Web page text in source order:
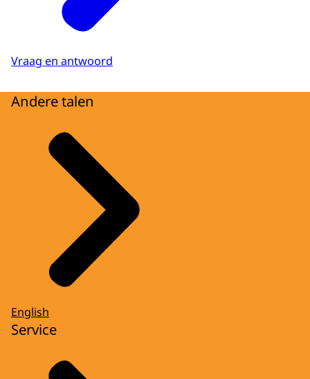
Vraag en antwoord
Andere talen
English
Service